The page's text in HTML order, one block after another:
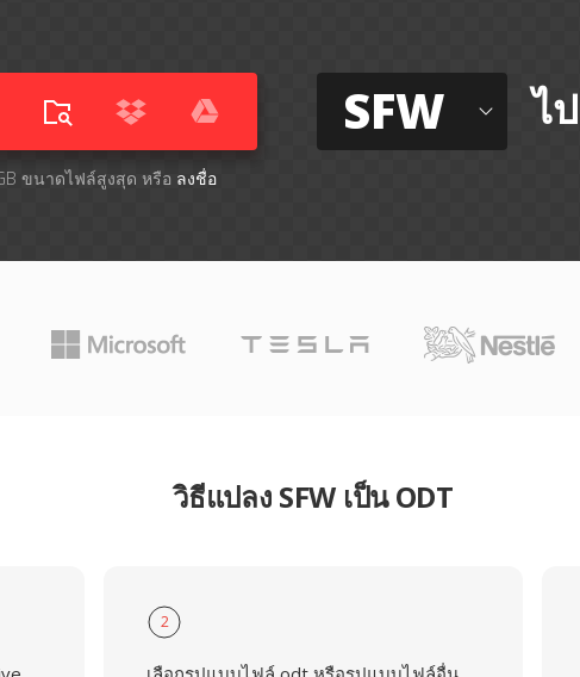
ขนาดไฟล์สูงสุด หรือ ลงชื่อ
SFW ไ
วิธีแปลง SFW เป็น ODT
2